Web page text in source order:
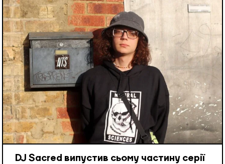
DJ Sacred випустив сьому частину серії